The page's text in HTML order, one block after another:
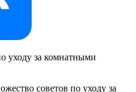
уходу за комнатными
советов по уходу за